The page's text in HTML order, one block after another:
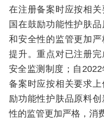
在注册备案时应按相
国在鼓励功能性护肤
和安全性的监管更加
提升。重点对已注册
安全监测制度；自
备案时应按相关要求
励功能性护肤品原料
性的监管更加严格，消